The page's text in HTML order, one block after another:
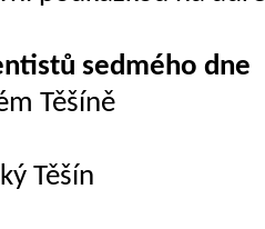
sedmého dne
Těšíně
Těšín